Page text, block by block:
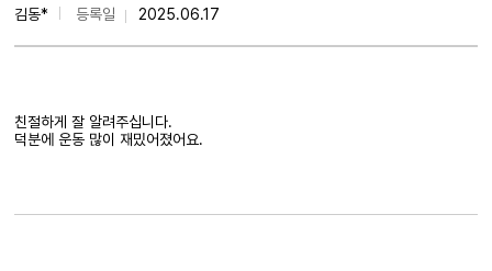
김동* 등록일 2025.06.17
친절하게 잘 알려주십니다.
덕분에 운동 많이 재밌어졌어요.